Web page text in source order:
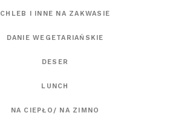
CHLEB I INNE NA ZAKWASIE
DANIE WEGETARIAŃSKIE
DESER
LUNCH
NA CIEPŁO/ NA ZIMNO